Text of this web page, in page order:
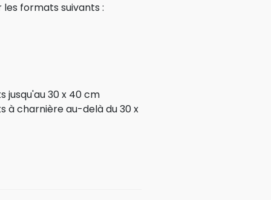
formats suivants :
jusqu'au 30 x 40 cm
à charnière au-delà du 30 x